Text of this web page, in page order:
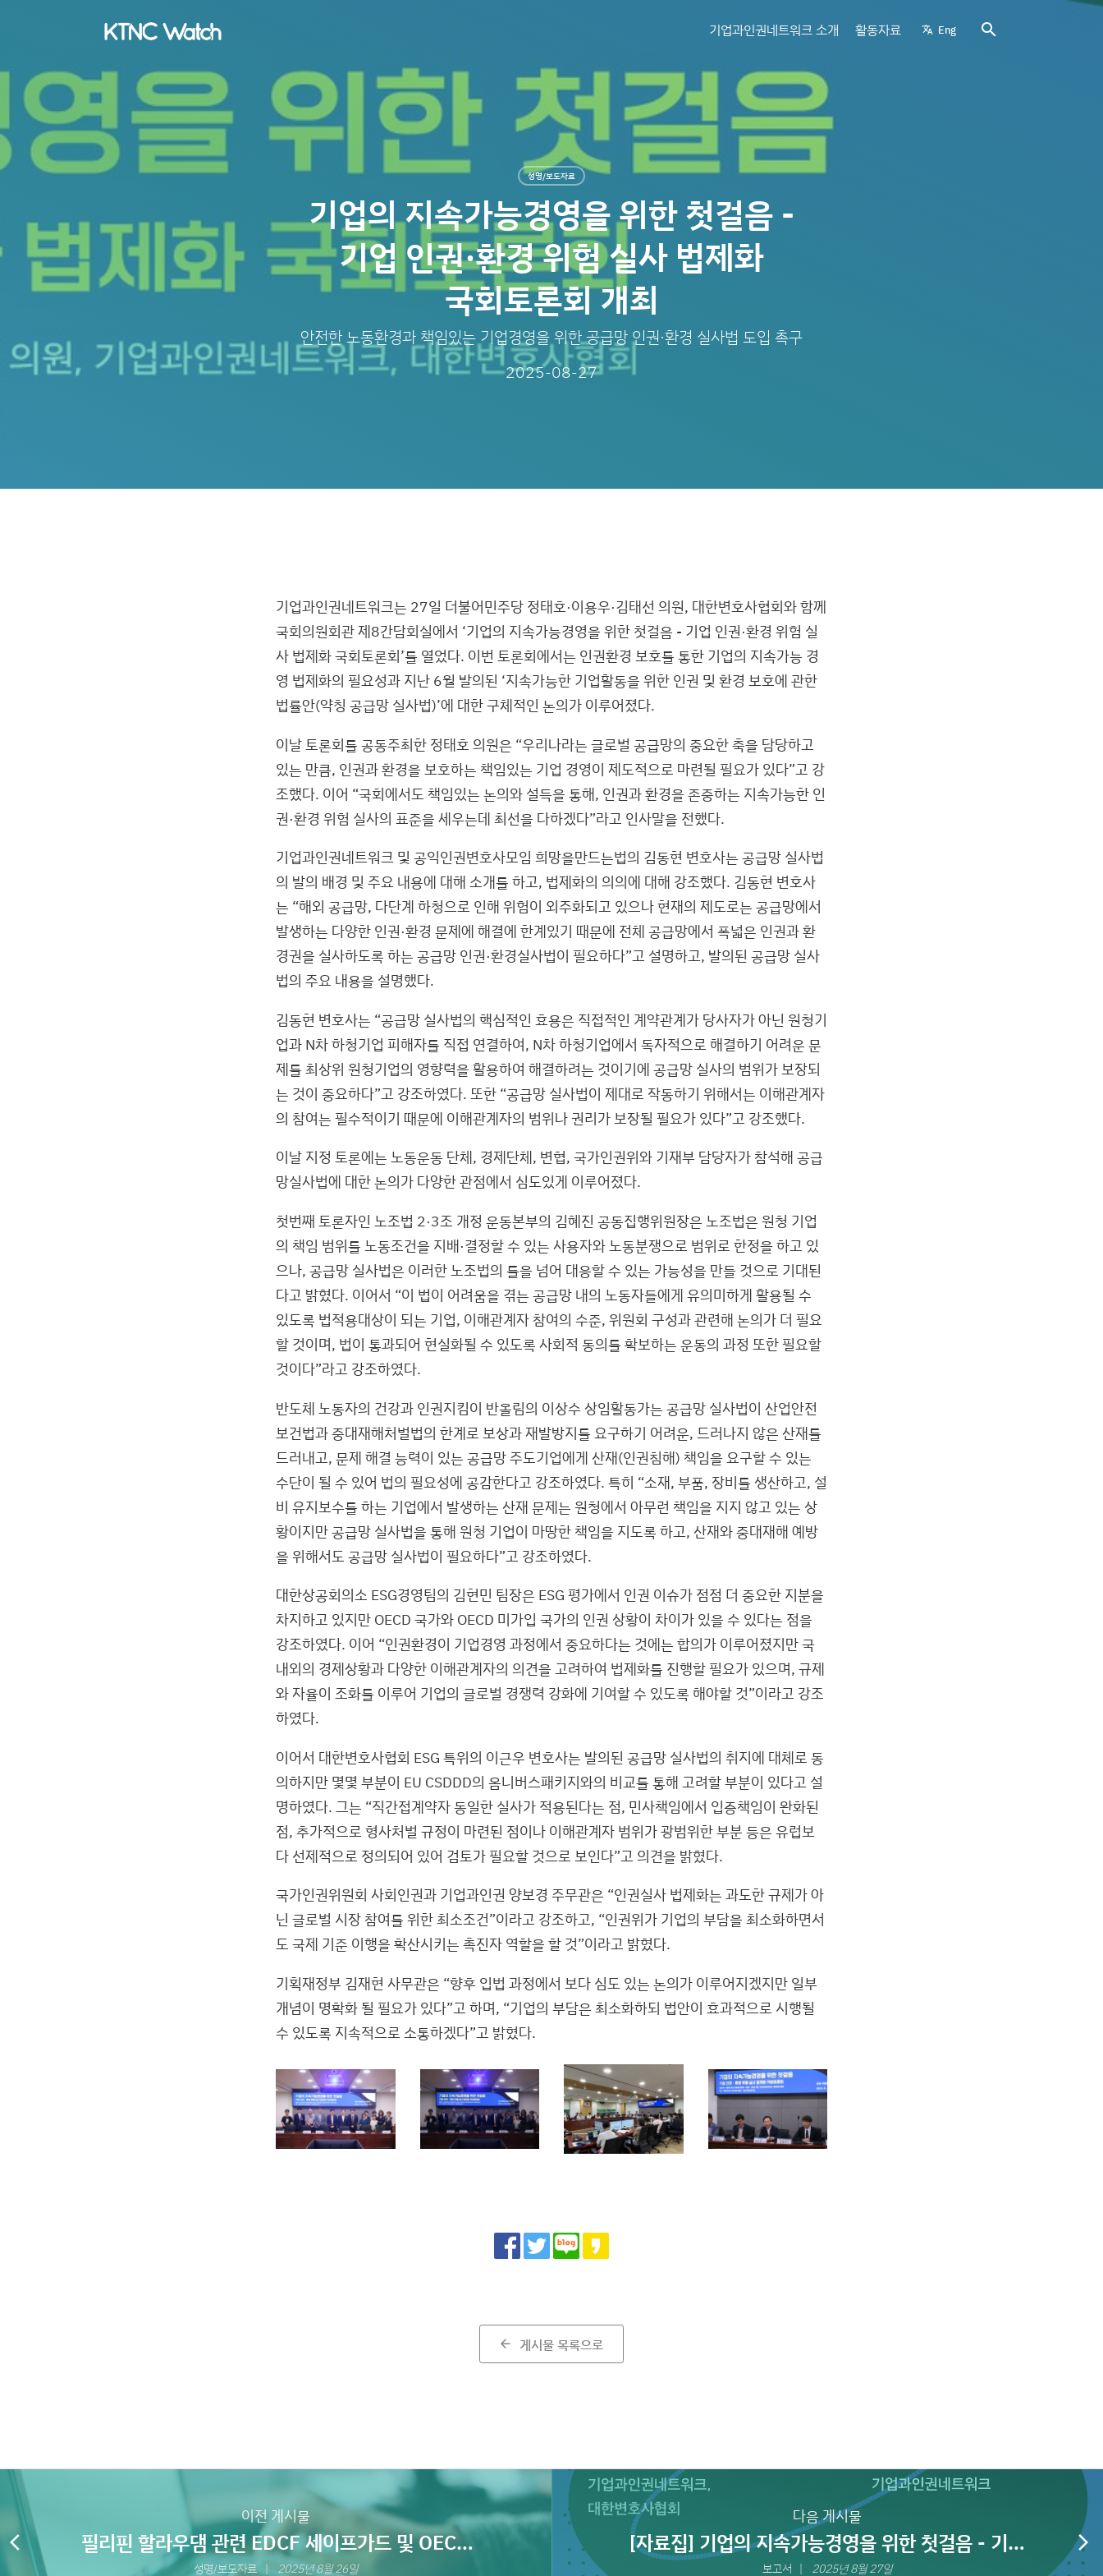
기업과인권네트워크 소개 활동자료 translate Eng search
성명/보도자료
기업의 지속가능경영을 위한 첫걸음 -
기업 인권·환경 위험 실사 법제화
국회토론회 개최
안전한 노동환경과 책임있는 기업경영을 위한 공급망 인권·환경 실사법 도입 촉구
2025-08-27
기업과인권네트워크는 27일 더불어민주당 정태호·이용우·김태선 의원, 대한변호사협회와 함께
국회의원회관 제8간담회실에서 ‘기업의 지속가능경영을 위한 첫걸음 - 기업 인권·환경 위험 실
사 법제화 국회토론회’를 열었다. 이번 토론회에서는 인권환경 보호를 통한 기업의 지속가능 경
영 법제화의 필요성과 지난 6월 발의된 ‘지속가능한 기업활동을 위한 인권 및 환경 보호에 관한
법률안(약칭 공급망 실사법)’에 대한 구체적인 논의가 이루어졌다.
이날 토론회를 공동주최한 정태호 의원은 “우리나라는 글로벌 공급망의 중요한 축을 담당하고
있는 만큼, 인권과 환경을 보호하는 책임있는 기업 경영이 제도적으로 마련될 필요가 있다”고 강
조했다. 이어 “국회에서도 책임있는 논의와 설득을 통해, 인권과 환경을 존중하는 지속가능한 인
권·환경 위험 실사의 표준을 세우는데 최선을 다하겠다”라고 인사말을 전했다.
기업과인권네트워크 및 공익인권변호사모임 희망을만드는법의 김동현 변호사는 공급망 실사법
의 발의 배경 및 주요 내용에 대해 소개를 하고, 법제화의 의의에 대해 강조했다. 김동현 변호사
는 “해외 공급망, 다단계 하청으로 인해 위험이 외주화되고 있으나 현재의 제도로는 공급망에서
발생하는 다양한 인권·환경 문제에 해결에 한계있기 때문에 전체 공급망에서 폭넓은 인권과 환
경권을 실사하도록 하는 공급망 인권·환경실사법이 필요하다”고 설명하고, 발의된 공급망 실사
법의 주요 내용을 설명했다.
김동현 변호사는 “공급망 실사법의 핵심적인 효용은 직접적인 계약관계가 당사자가 아닌 원청기
업과 N차 하청기업 피해자를 직접 연결하여, N차 하청기업에서 독자적으로 해결하기 어려운 문
제를 최상위 원청기업의 영향력을 활용하여 해결하려는 것이기에 공급망 실사의 범위가 보장되
는 것이 중요하다”고 강조하였다. 또한 “공급망 실사법이 제대로 작동하기 위해서는 이해관계자
의 참여는 필수적이기 때문에 이해관계자의 범위나 권리가 보장될 필요가 있다”고 강조했다.
이날 지정 토론에는 노동운동 단체, 경제단체, 변협, 국가인권위와 기재부 담당자가 참석해 공급
망실사법에 대한 논의가 다양한 관점에서 심도있게 이루어졌다.
첫번째 토론자인 노조법 2·3조 개정 운동본부의 김혜진 공동집행위원장은 노조법은 원청 기업
의 책임 범위를 노동조건을 지배·결정할 수 있는 사용자와 노동분쟁으로 범위로 한정을 하고 있
으나, 공급망 실사법은 이러한 노조법의 틀을 넘어 대응할 수 있는 가능성을 만들 것으로 기대된
다고 밝혔다. 이어서 “이 법이 어려움을 겪는 공급망 내의 노동자들에게 유의미하게 활용될 수
있도록 법적용대상이 되는 기업, 이해관계자 참여의 수준, 위원회 구성과 관련해 논의가 더 필요
할 것이며, 법이 통과되어 현실화될 수 있도록 사회적 동의를 확보하는 운동의 과정 또한 필요할
것이다”라고 강조하였다.
반도체 노동자의 건강과 인권지킴이 반올림의 이상수 상임활동가는 공급망 실사법이 산업안전
보건법과 중대재해처벌법의 한계로 보상과 재발방지를 요구하기 어려운, 드러나지 않은 산재를
드러내고, 문제 해결 능력이 있는 공급망 주도기업에게 산재(인권침해) 책임을 요구할 수 있는
수단이 될 수 있어 법의 필요성에 공감한다고 강조하였다. 특히 “소재, 부품, 장비를 생산하고, 설
비 유지보수를 하는 기업에서 발생하는 산재 문제는 원청에서 아무런 책임을 지지 않고 있는 상
황이지만 공급망 실사법을 통해 원청 기업이 마땅한 책임을 지도록 하고, 산재와 중대재해 예방
을 위해서도 공급망 실사법이 필요하다”고 강조하였다.
대한상공회의소 ESG경영팀의 김현민 팀장은 ESG 평가에서 인권 이슈가 점점 더 중요한 지분을
차지하고 있지만 OECD 국가와 OECD 미가입 국가의 인권 상황이 차이가 있을 수 있다는 점을
강조하였다. 이어 “인권환경이 기업경영 과정에서 중요하다는 것에는 합의가 이루어졌지만 국
내외의 경제상황과 다양한 이해관계자의 의견을 고려하여 법제화를 진행할 필요가 있으며, 규제
와 자율이 조화를 이루어 기업의 글로벌 경쟁력 강화에 기여할 수 있도록 해야할 것”이라고 강조
하였다.
이어서 대한변호사협회 ESG 특위의 이근우 변호사는 발의된 공급망 실사법의 취지에 대체로 동
의하지만 몇몇 부분이 EU CSDDD의 옴니버스패키지와의 비교를 통해 고려할 부분이 있다고 설
명하였다. 그는 “직간접계약자 동일한 실사가 적용된다는 점, 민사책임에서 입증책임이 완화된
점, 추가적으로 형사처벌 규정이 마련된 점이나 이해관계자 범위가 광범위한 부분 등은 유럽보
다 선제적으로 정의되어 있어 검토가 필요할 것으로 보인다”고 의견을 밝혔다.
국가인권위원회 사회인권과 기업과인권 양보경 주무관은 “인권실사 법제화는 과도한 규제가 아
닌 글로벌 시장 참여를 위한 최소조건”이라고 강조하고, “인권위가 기업의 부담을 최소화하면서
도 국제 기준 이행을 확산시키는 촉진자 역할을 할 것”이라고 밝혔다.
기획재정부 김재현 사무관은 “향후 입법 과정에서 보다 심도 있는 논의가 이루어지겠지만 일부
개념이 명확화 될 필요가 있다”고 하며, “기업의 부담은 최소화하되 법안이 효과적으로 시행될
수 있도록 지속적으로 소통하겠다”고 밝혔다.
Share
arrow_back 게시물 목록으로
이전 게시물
필리핀 할라우댐 관련 EDCF 세이프가드 및 OECD
다국적기업 가이드라인 위반 진정서 제출 기자회견
성명/보도자료 2025년 8월 26일
arrow_back_ios
다음 게시물
[자료집] 기업의 지속가능경영을 위한 첫걸음 - 기업
인권·환경 위험 실사 법제화 국회토론회
보고서 2025년 8월 27일
arrow_forward_ios